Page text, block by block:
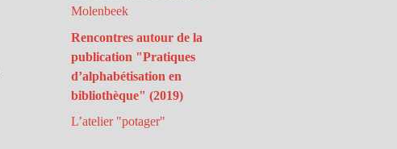
Molenbeek
Rencontres autour de la
publication "Pratiques
d’alphabétisation en
bibliothèque" (2019)
L’atelier "potager"